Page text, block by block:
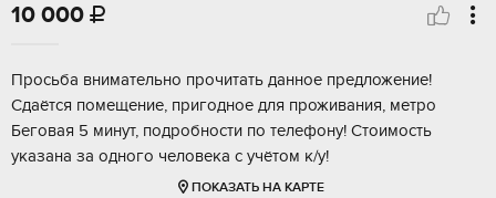
10 000 
Просьба внимательно прочитать данное предложение!
Сдаётся помещение, пригодное для проживания, метро
Беговая 5 минут, подробности по телефону! Стоимость
указана за одного человека с учётом к/у!
ПОКАЗАТЬ НА КАРТЕ